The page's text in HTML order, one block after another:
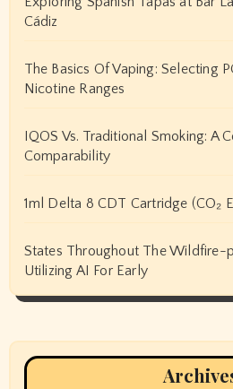
Cádiz
The Basics Of Vaping: Selecting
Nicotine Ranges
IQOS Vs. Traditional Smoking: A
Comparability
1ml Delta 8 CDT Cartridge (CO₂
States Throughout The Wildfire-
Utilizing AI For Early